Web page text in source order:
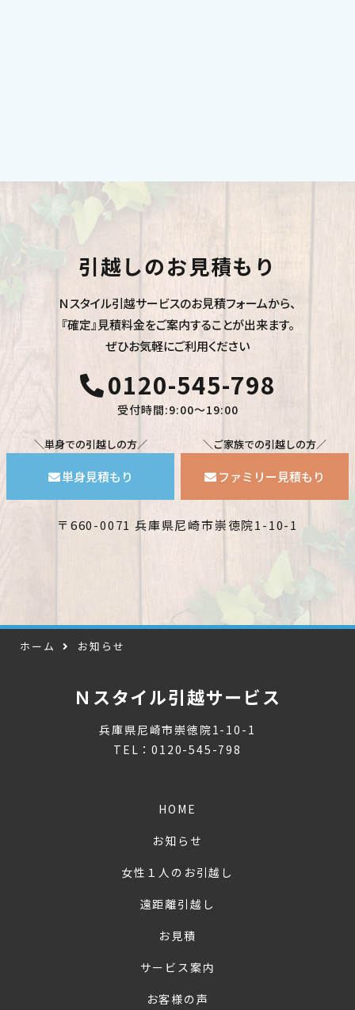
引越しのお見積もり
Ｎスタイル引越サービスのお見積フォームから、
『確定』見積料金をご案内することが出来ます。
ぜひお気軽にご利用ください
0120-545-798
受付時間:9:00〜19:00
＼単身での引越しの方／
単身見積もり
＼ご家族での引越しの方／
ファミリー見積もり
〒660-0071 兵庫県尼崎市崇徳院1-10-1
ホーム お知らせ
Ｎスタイル引越サービス
兵庫県尼崎市崇徳院1-10-1
TEL：0120-545-798
HOME
お知らせ
女性１人のお引越し
遠距離引越し
お見積
サービス案内
お客様の声